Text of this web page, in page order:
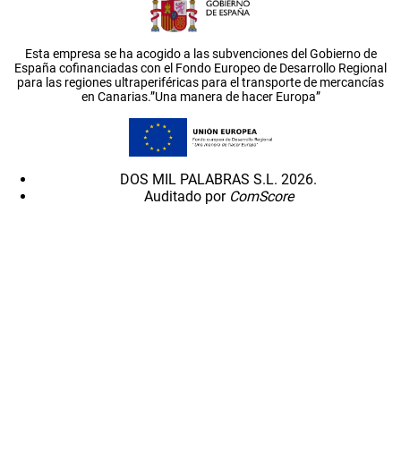
Esta empresa se ha acogido a las subvenciones del Gobierno de
España cofinanciadas con el Fondo Europeo de Desarrollo Regional
para las regiones ultraperiféricas para el transporte de mercancías
en Canarias.”Una manera de hacer Europa”
DOS MIL PALABRAS S.L. 2026.
Auditado por ComScore